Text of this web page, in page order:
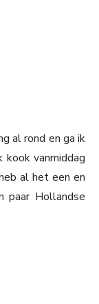
al rond en ga ik
kook vanmiddag
al het een en
paar Hollandse